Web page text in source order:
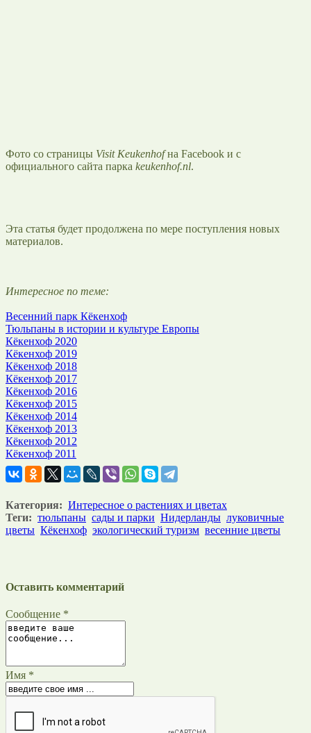
Фото со страницы Visit Keukenhofна Facebook и с
официального сайта парка keukenhof.nl.
Эта статья будет продолжена по мере поступления новых
материалов.
Интересное по теме:
Весенний парк Кёкенхоф
Тюльпаны в истории и культуре Европы
Кёкенхоф 2020
Кёкенхоф 2019
Кёкенхоф 2018
Кёкенхоф 2017
Кёкенхоф 2016
Кёкенхоф 2015
Кёкенхоф 2014
Кёкенхоф 2013
Кёкенхоф 2012
Кёкенхоф 2011
Категория: Интересное о растениях и цветах
Теги: тюльпаны сады и парки Нидерланды луковичные
цветы Кёкенхоф экологический туризм весенние цветы
Оставить комментарий
Сообщение *
Имя *